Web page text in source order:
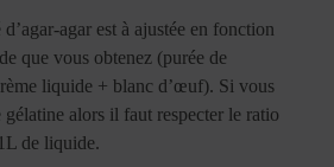
agar est à ajustée en fonction
que vous obtenez (purée de
liquide + blanc d’œuf). Si vous
alors il faut respecter le ratio
de liquide.